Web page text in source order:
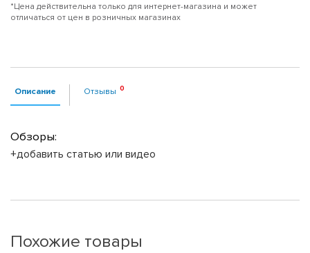
*Цена действительна только для интернет-магазина и может
отличаться от цен в розничных магазинах
Описание Отзывы
Обзоры:
+добавить статью или видео
Похожие товары